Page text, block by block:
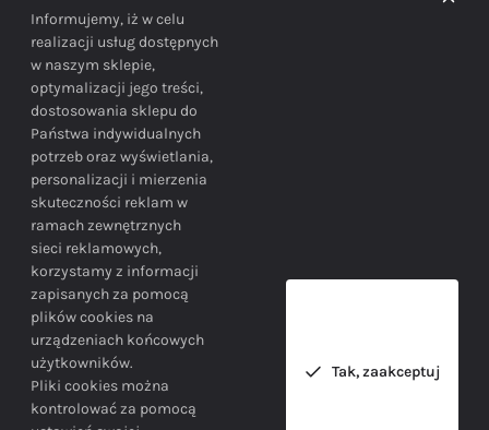
BEZPIECZEŃSTWO
Bezpieczne zakupy gwarantowane!
Informujemy, iż w celu
realizacji usług dostępnych
w naszym sklepie,
optymalizacji jego treści,
dostosowania sklepu do
Państwa indywidualnych
potrzeb oraz wyświetlania,
personalizacji i mierzenia
skuteczności reklam w
ramach zewnętrznych
sieci reklamowych,
korzystamy z informacji
zapisanych za pomocą
plików cookies na
urządzeniach końcowych
użytkowników.
Pliki cookies można
kontrolować za pomocą
Tak, zaakceptuj